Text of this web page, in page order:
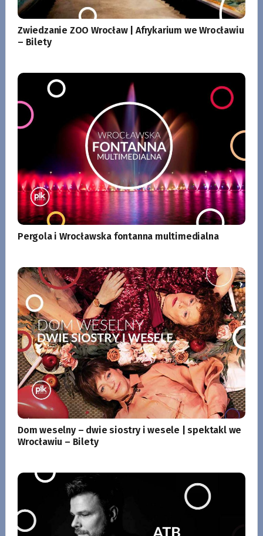
Zwiedzanie ZOO Wrocław | Afrykarium we Wrocławiu
– Bilety
Pergola i Wrocławska fontanna multimedialna
Dom weselny – dwie siostry i wesele | spektakl we
Wrocławiu – Bilety